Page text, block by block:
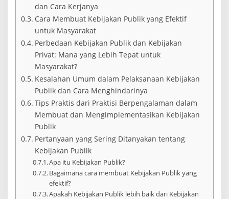
dan Cara Kerjanya
Cara Membuat Kebijakan Publik yang Efektif
untuk Masyarakat
Perbedaan Kebijakan Publik dan Kebijakan
Privat: Mana yang Lebih Tepat untuk
Masyarakat?
Kesalahan Umum dalam Pelaksanaan Kebijakan
Publik dan Cara Menghindarinya
Tips Praktis dari Praktisi Berpengalaman dalam
Membuat dan Mengimplementasikan Kebijakan
Publik
Pertanyaan yang Sering Ditanyakan tentang
Kebijakan Publik
Apa itu Kebijakan Publik?
Bagaimana cara membuat Kebijakan Publik yang
efektif?
Apakah Kebijakan Publik lebih baik dari Kebijakan